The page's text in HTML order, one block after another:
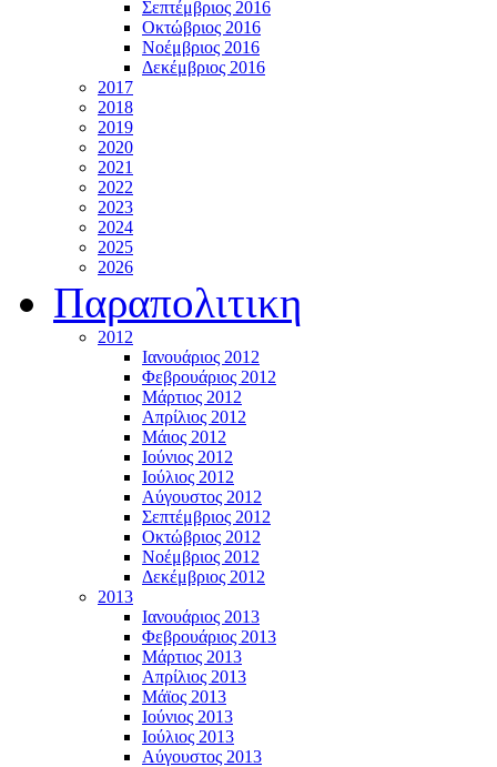
Σεπτέμβριος 2016
Οκτώβριος 2016
Νοέμβριος 2016
Δεκέμβριος 2016
2017
2018
2019
2020
2021
2022
2023
2024
2025
2026
Παραπολιτικη
2012
Ιανουάριος 2012
Φεβρουάριος 2012
Μάρτιος 2012
Απρίλιος 2012
Μάιος 2012
Ιούνιος 2012
Ιούλιος 2012
Αύγουστος 2012
Σεπτέμβριος 2012
Οκτώβριος 2012
Νοέμβριος 2012
Δεκέμβριος 2012
2013
Ιανουάριος 2013
Φεβρουάριος 2013
Μάρτιος 2013
Απρίλιος 2013
Μάϊος 2013
Ιούνιος 2013
Ιούλιος 2013
Αύγουστος 2013